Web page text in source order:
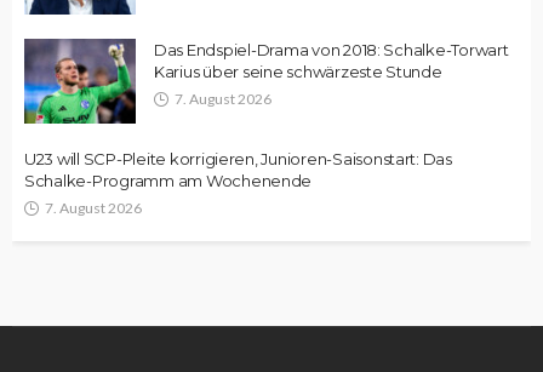
Das Endspiel-Drama von 2018: Schalke-Torwart
Karius über seine schwärzeste Stunde
7. August 2026
U23 will SCP-Pleite korrigieren, Junioren-Saisonstart: Das
Schalke-Programm am Wochenende
7. August 2026